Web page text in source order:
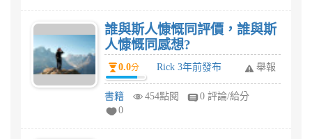
誰與斯人慷慨同評價，誰與斯
人慷慨同感想?
0.0分 Rick 3年前發布 舉報
書籍 454點閱
0 評論/給分
0